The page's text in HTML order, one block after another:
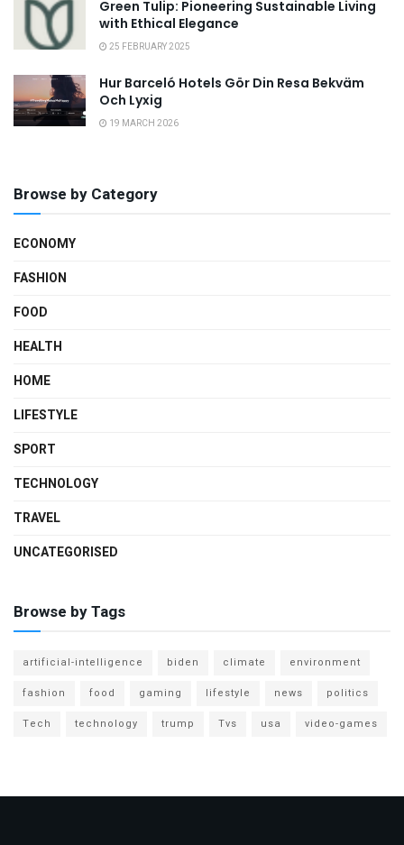
Green Tulip: Pioneering Sustainable Living
with Ethical Elegance
25 FEBRUARY 2025
Hur Barceló Hotels Gör Din Resa Bekväm
Och Lyxig
19 MARCH 2026
Browse by Category
ECONOMY
FASHION
FOOD
HEALTH
HOME
LIFESTYLE
SPORT
TECHNOLOGY
TRAVEL
UNCATEGORISED
Browse by Tags
artificial-intelligence biden climate
environment
fashion
food gaming lifestyle news
politics
Tech
technology trump Tvs usa video-games